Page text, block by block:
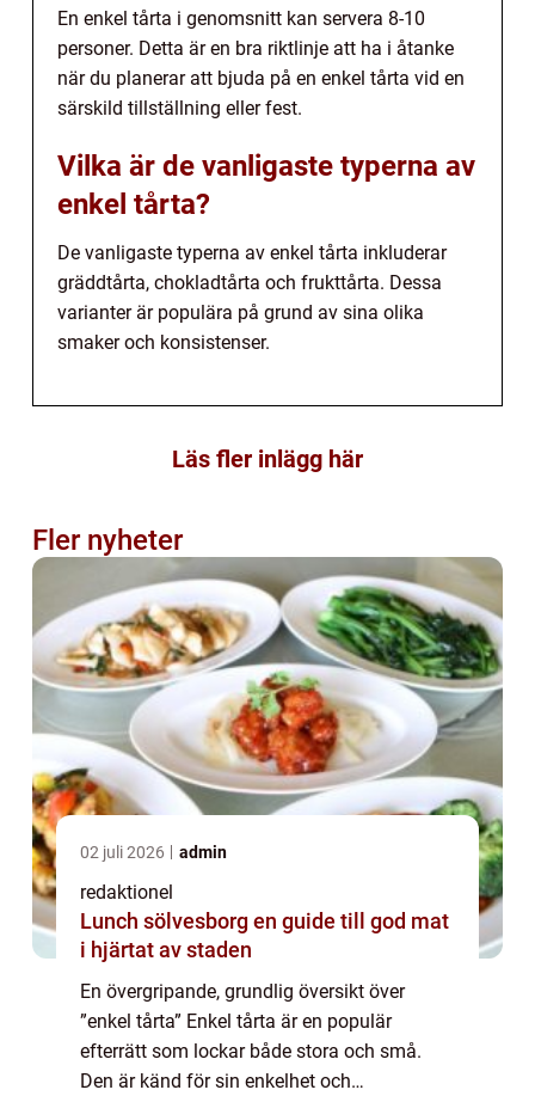
En enkel tårta i genomsnitt kan servera 8-10
personer. Detta är en bra riktlinje att ha i åtanke
när du planerar att bjuda på en enkel tårta vid en
särskild tillställning eller fest.
Vilka är de vanligaste typerna av
enkel tårta?
De vanligaste typerna av enkel tårta inkluderar
gräddtårta, chokladtårta och frukttårta. Dessa
varianter är populära på grund av sina olika
smaker och konsistenser.
Läs fler inlägg här
Fler nyheter
02 juli 2026 admin
redaktionel
Lunch sölvesborg en guide till god mat
i hjärtat av staden
En övergripande, grundlig översikt över
”enkel tårta” Enkel tårta är en populär
efterrätt som lockar både stora och små.
Den är känd för sin enkelhet och